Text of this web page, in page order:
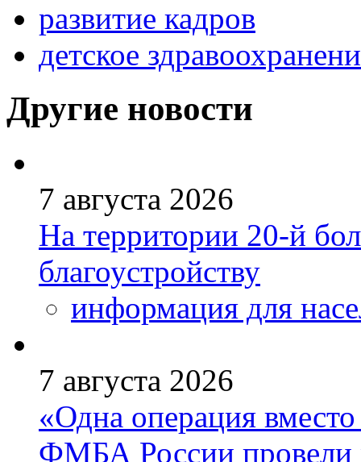
развитие кадров
детское
Другие новости
7 августа 2026
На территории 20-й
благоустройству
информация для
7 августа 2026
«Одна операция
ФМБА России провели